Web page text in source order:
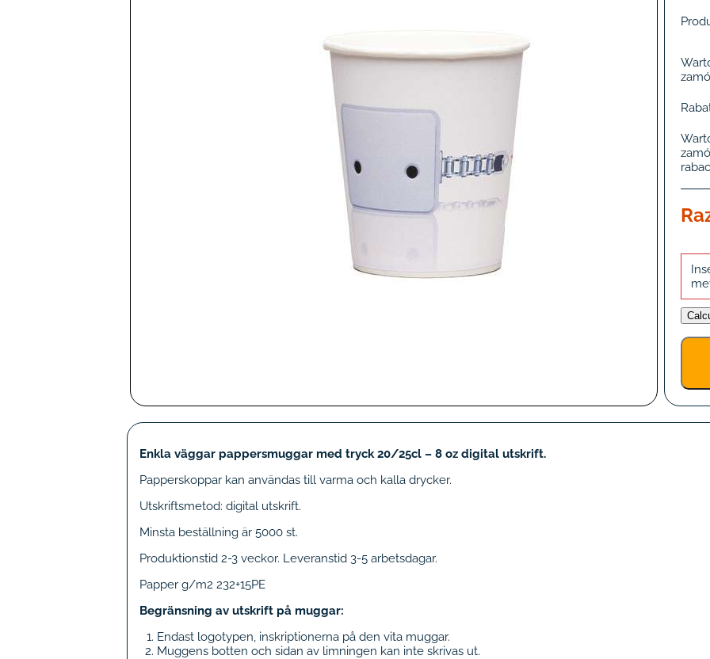
Enkla väggar pappersmuggar med tryck 20/25cl – 8 oz digital utskrift.
Papperskoppar kan användas till varma och kalla drycker.
Utskriftsmetod: digital utskrift.
Minsta beställning är 5000 st.
Produktionstid 2-3 veckor. Leveranstid 3-5 arbetsdagar.
Papper g/m2 232+15PE
Begränsning av utskrift på muggar:
Endast logotypen, inskriptionerna på den vita muggar.
Muggens botten och sidan av limningen kan inte skrivas ut.